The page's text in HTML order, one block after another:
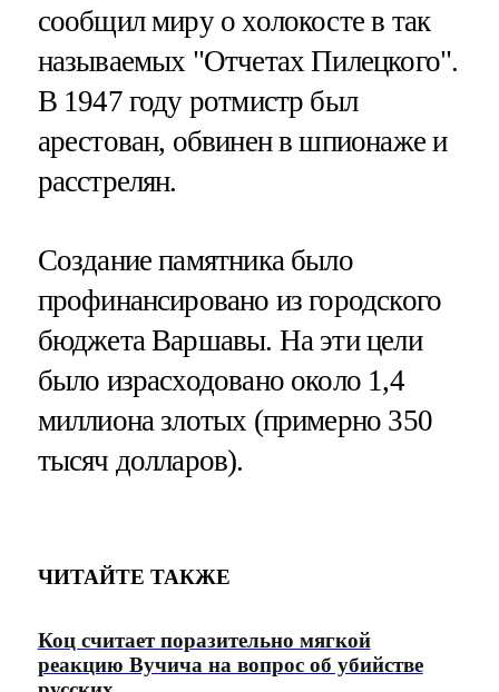
сообщил миру о холокосте в так
называемых "Отчетах Пилецкого".
В 1947 году ротмистр был
арестован, обвинен в шпионаже и
расстрелян.
Создание памятника было
профинансировано из городского
бюджета Варшавы. На эти цели
было израсходовано около 1,4
миллиона злотых (примерно 350
тысяч долларов).
ЧИТАЙТЕ ТАКЖЕ
Коц считает поразительно мягкой
реакцию Вучича на вопрос об убийстве